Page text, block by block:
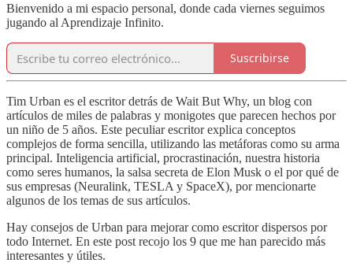
Bienvenido a mi espacio personal, donde cada viernes seguimos
jugando al Aprendizaje Infinito.
Suscribirse
Tim Urban es el escritor detrás de Wait But Why, un blog con
artículos de miles de palabras y monigotes que parecen hechos por
un niño de 5 años. Este peculiar escritor explica conceptos
complejos de forma sencilla, utilizando las metáforas como su arma
principal. Inteligencia artificial, procrastinación, nuestra historia
como seres humanos, la salsa secreta de Elon Musk o el por qué de
sus empresas (Neuralink, TESLA y SpaceX), por mencionarte
algunos de los temas de sus artículos.
Hay consejos de Urban para mejorar como escritor dispersos por
todo Internet. En este post recojo los 9 que me han parecido más
interesantes y útiles.